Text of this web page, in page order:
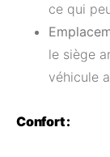
ce qui
le siège
véhicule
Confort :